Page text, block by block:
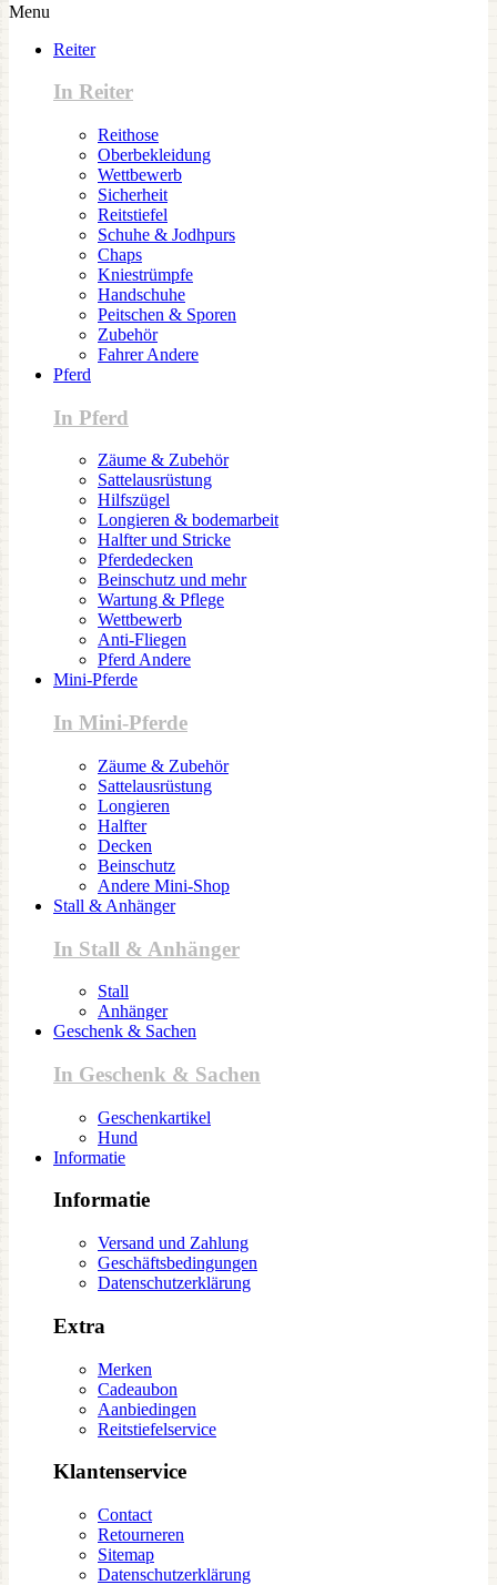
Menu
Reiter
In Reiter
Reithose
Oberbekleidung
Wettbewerb
Sicherheit
Reitstiefel
Schuhe & Jodhpurs
Chaps
Kniestrümpfe
Handschuhe
Peitschen & Sporen
Zubehör
Fahrer Andere
Pferd
In Pferd
Zäume & Zubehör
Sattelausrüstung
Hilfszügel
Longieren & bodemarbeit
Halfter und Stricke
Pferdedecken
Beinschutz und mehr
Wartung & Pflege
Wettbewerb
Anti-Fliegen
Pferd Andere
Mini-Pferde
In Mini-Pferde
Zäume & Zubehör
Sattelausrüstung
Longieren
Halfter
Decken
Beinschutz
Andere Mini-Shop
Stall & Anhänger
In Stall & Anhänger
Stall
Anhänger
Geschenk & Sachen
In Geschenk & Sachen
Geschenkartikel
Hund
Informatie
Informatie
Versand und Zahlung
Geschäftsbedingungen
Datenschutzerklärung
Extra
Merken
Cadeaubon
Aanbiedingen
Reitstiefelservice
Klantenservice
Contact
Retourneren
Sitemap
Datenschutzerklärung